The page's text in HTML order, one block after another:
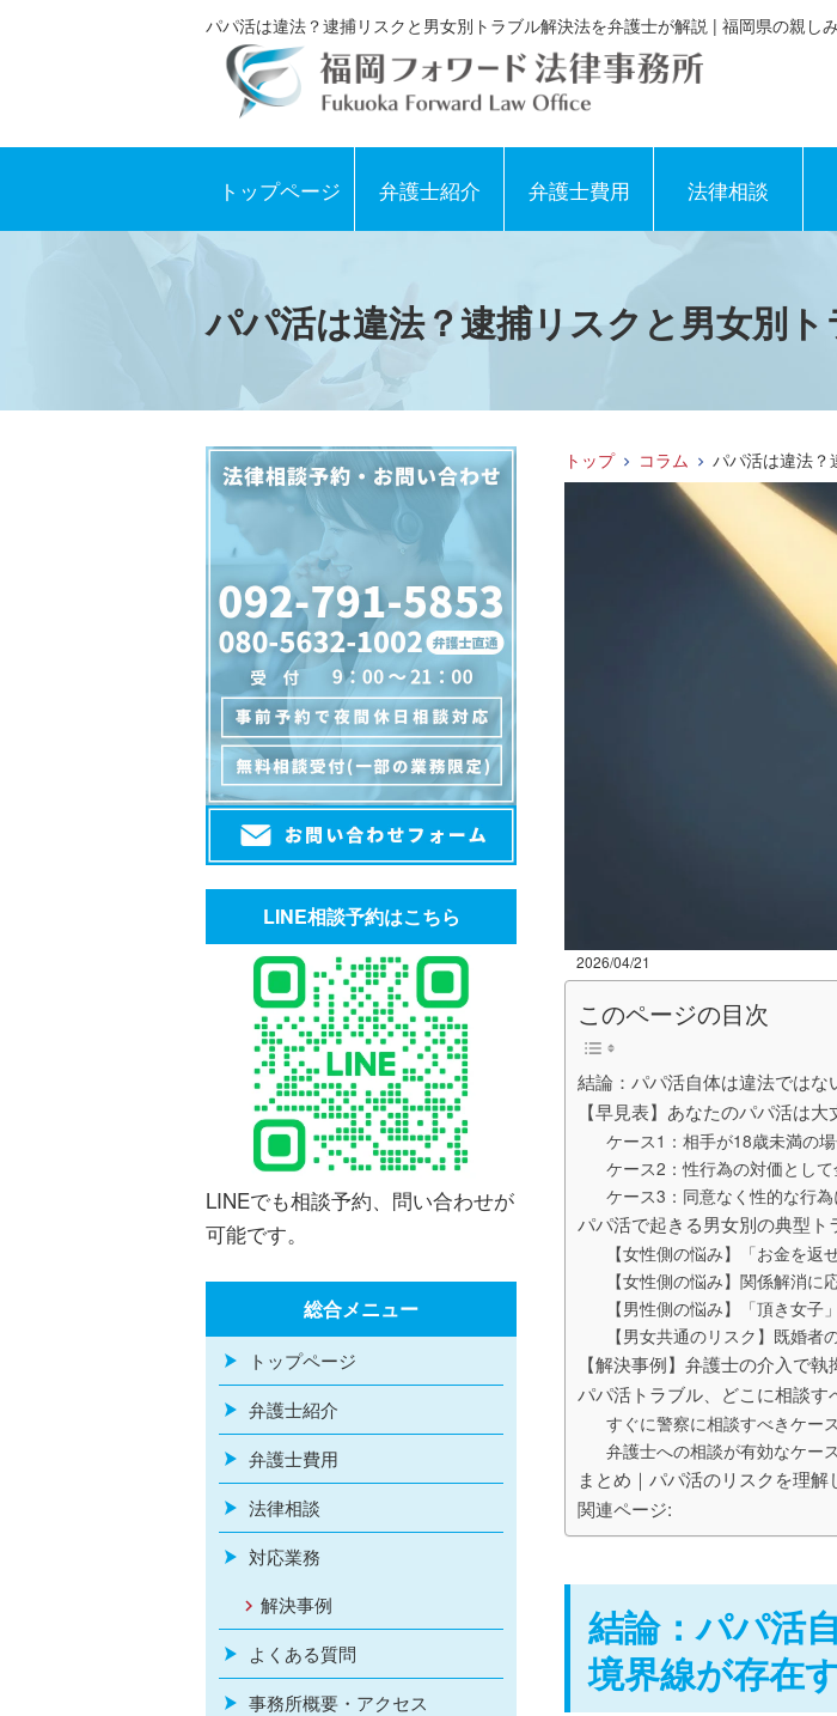
パパ活は違法？逮捕リスクと男女別トラブル解決法を弁護士が解説 | 福岡県の親し
トップページ 弁護士紹介 弁護士費用 法律相談
パパ活は違法？逮捕リスクと男女別
トップ コラム パパ活は違法？
2026/04/21
このページの目次
結論：パパ活自体は違法では
【早見表】あなたのパパ活は
ケース1：相手が18歳未満の
ケース2：性行為の対価とし
ケース3：同意なく性的な行
パパ活で起きる男女別の典型ト
【女性側の悩み】「お金を
【女性側の悩み】関係解消
【男性側の悩み】「頂き女
【男女共通のリスク】既婚
【解決事例】弁護士の介入で
パパ活トラブル、どこに相談
すぐに警察に相談すべきケー
弁護士への相談が有効なケー
まとめ｜パパ活のリスクを理
関連ページ:
結論：パパ活
境界線が存在
LINE相談予約はこちら
LINEでも相談予約、問い合わせが
可能です。
総合メニュー
トップページ
弁護士紹介
弁護士費用
法律相談
対応業務
解決事例
よくある質問
事務所概要・アクセス